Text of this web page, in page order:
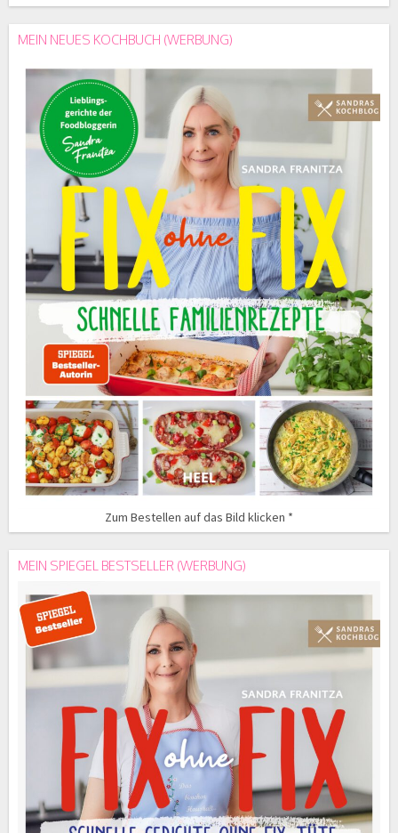
MEIN NEUES KOCHBUCH (WERBUNG)
Zum Bestellen auf das Bild klicken *
MEIN SPIEGEL BESTSELLER (WERBUNG)